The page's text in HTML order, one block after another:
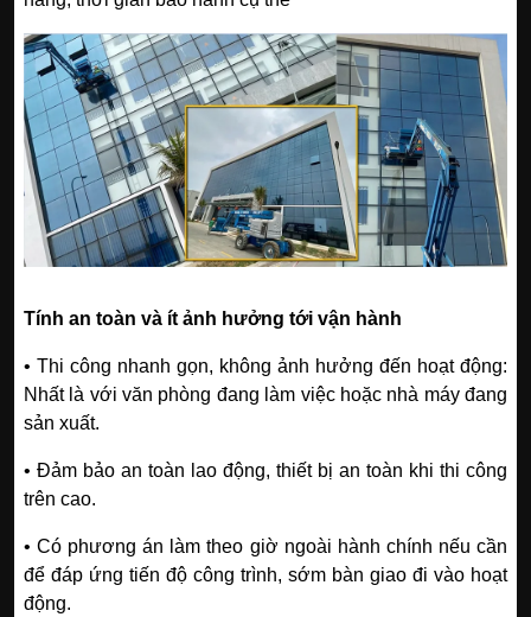
Tính an toàn và ít ảnh hưởng tới vận hành
• Thi công nhanh gọn, không ảnh hưởng đến hoạt động:
Nhất là với văn phòng đang làm việc hoặc nhà máy đang
sản xuất.
• Đảm bảo an toàn lao động, thiết bị an toàn khi thi công
trên cao.
• Có phương án làm theo giờ ngoài hành chính nếu cần
để đáp ứng tiến độ công trình, sớm bàn giao đi vào hoạt
động.